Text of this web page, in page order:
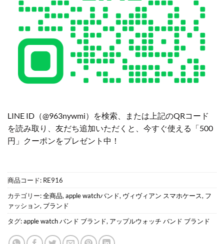
LINE ID（@963nywmi）を検索、または上記のQRコード
を読み取り、友だち追加いただくと、今すぐ使える「500
円」クーポンをプレゼント中！
商品コード: RE916
カテゴリー:全商品, apple watchバンド, ヴィヴィアン スマホケース, フ
ァッション, ブランド
タグ:apple watch バンド ブランド, アップルウォッチ バンド ブランド